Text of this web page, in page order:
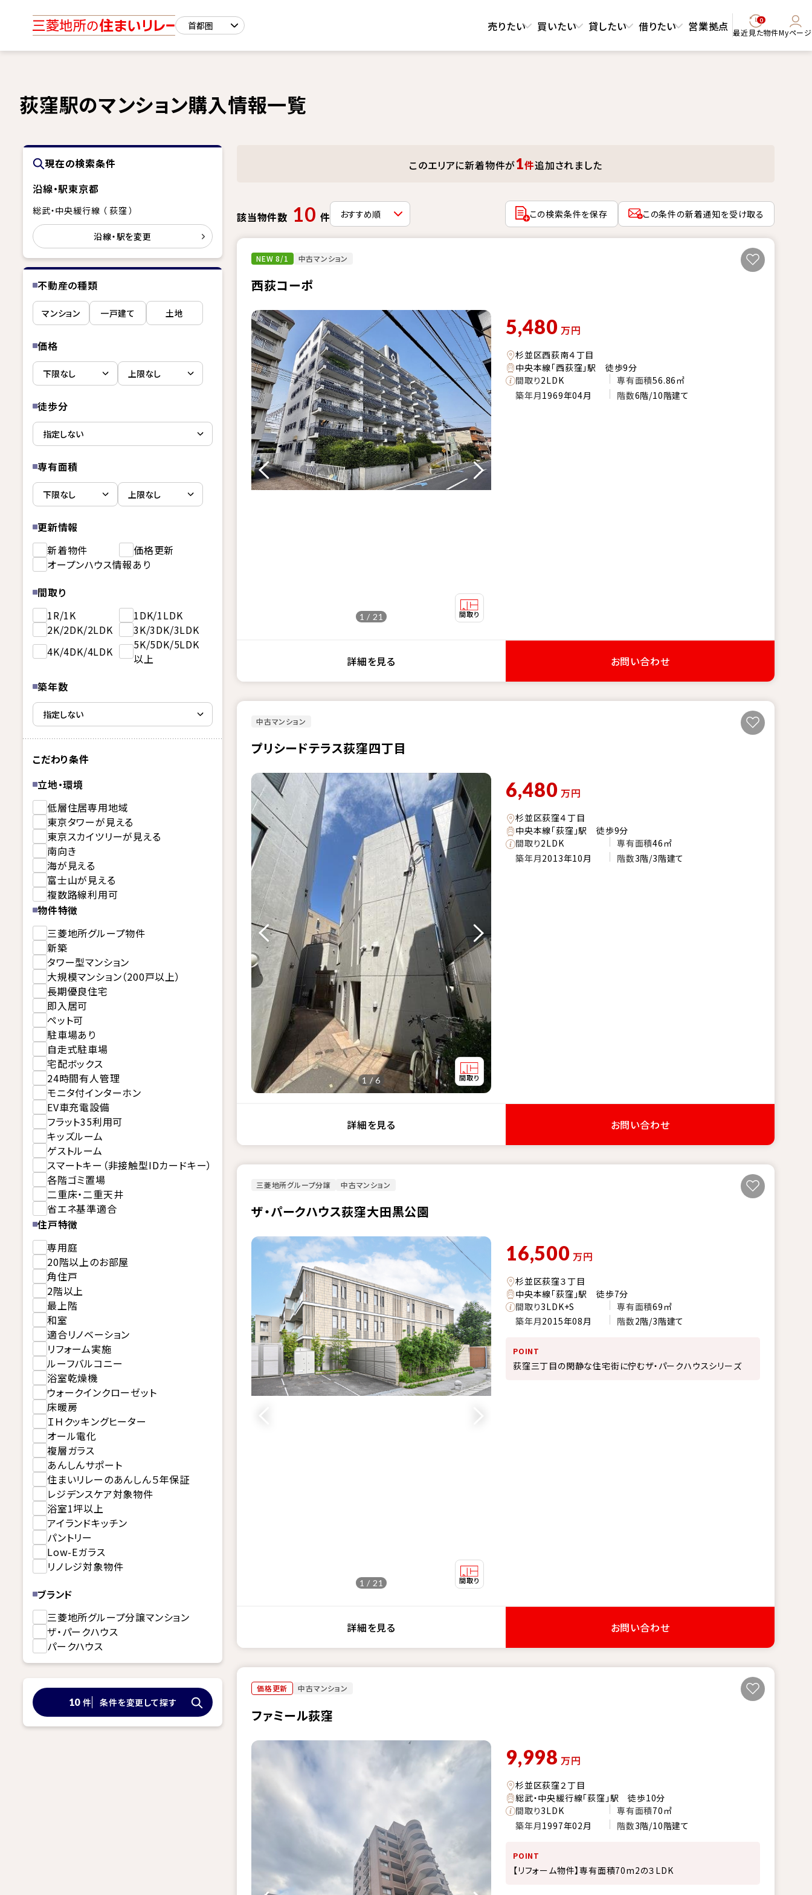
売りたい 買いたい 貸したい 借りたい 営業拠点 0
最近見た物件Myページ
荻窪駅のマンション購入情報一覧
現在の検索条件
沿線・駅東京都
総武・中央緩行線 （ 荻窪 ）
沿線・駅を変更
不動産の種類
マンション 一戸建て 土地
価格
徒歩分
専有面積
更新情報
新着物件
価格更新
オープンハウス情報あり
間取り
1R/1K
1DK/1LDK
2K/2DK/2LDK
3K/3DK/3LDK
4K/4DK/4LDK
5K/5DK/5LDK
以上
築年数
こだわり条件
立地・環境
低層住居専用地域
東京タワーが見える
東京スカイツリーが見える
南向き
海が見える
富士山が見える
複数路線利用可
物件特徴
三菱地所グループ物件
新築
タワー型マンション
大規模マンション（200戸以上）
長期優良住宅
即入居可
ペット可
駐車場あり
自走式駐車場
宅配ボックス
24時間有人管理
モニタ付インターホン
EV車充電設備
フラット35利用可
キッズルーム
ゲストルーム
スマートキー（非接触型IDカードキー）
各階ゴミ置場
二重床・二重天井
省エネ基準適合
住戸特徴
専用庭
20階以上のお部屋
角住戸
2階以上
最上階
和室
適合リノベーション
リフォーム実施
ルーフバルコニー
浴室乾燥機
ウォークインクローゼット
床暖房
ＩＨクッキングヒーター
オール電化
複層ガラス
あんしんサポート
住まいリレーのあんしん５年保証
レジデンスケア対象物件
浴室1坪以上
アイランドキッチン
パントリー
Low-Eガラス
リノレジ対象物件
ブランド
三菱地所グループ分譲マンション
ザ・パークハウス
パークハウス
10 件 条件を変更して探す
このエリアに新着物件が1件追加されました
該当物件数 10 件 この検索条件を保存 この条件の新着通知を受け取る
NEW 8/1 中古マンション
西荻コーポ
1 / 21
5,480 万円
杉並区西荻南４丁目
中央本線「西荻窪」駅 徒歩9分
間取り2LDK 専有面積56.86㎡
築年月1969年04月 階数6階/10階建て
詳細を見る お問い合わせ
中古マンション
プリシードテラス荻窪四丁目
1 / 6
6,480 万円
杉並区荻窪４丁目
中央本線「荻窪」駅 徒歩9分
間取り2LDK 専有面積46㎡
築年月2013年10月 階数3階/3階建て
詳細を見る お問い合わせ
三菱地所グループ分譲 中古マンション
ザ・パークハウス荻窪大田黒公園
1 / 21
16,500 万円
杉並区荻窪３丁目
中央本線「荻窪」駅 徒歩7分
間取り3LDK+S 専有面積69㎡
築年月2015年08月 階数2階/3階建て
POINT
荻窪三丁目の閑静な住宅街に佇むザ・パークハウスシリーズ
詳細を見る お問い合わせ
価格更新 中古マンション
ファミール荻窪
9,998 万円
杉並区荻窪２丁目
総武・中央緩行線「荻窪」駅 徒歩10分
間取り3LDK 専有面積70㎡
築年月1997年02月 階数3階/10階建て
POINT
【リフォーム物件】専有面積70m2の３LDK